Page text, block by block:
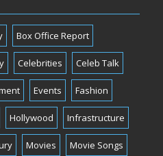
Box Office Report
Celebrities Celeb Talk
Events Fashion
Hollywood Infrastructure
Movies Movie Songs